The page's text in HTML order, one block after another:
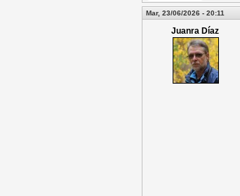
Mar, 23/06/2026 - 20:11
Juanra Díaz